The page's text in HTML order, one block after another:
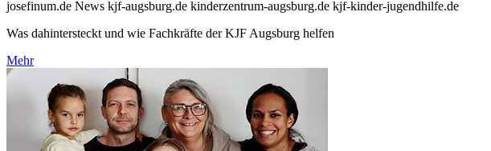
josefinum.de News kjf-augsburg.de kinderzentrum-augsburg.de kjf-kinder-jugendhilfe.de
Was dahintersteckt und wie Fachkräfte der KJF Augsburg helfen
Mehr